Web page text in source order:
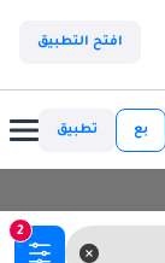
افتح التطبيق
بع تطبيق
2